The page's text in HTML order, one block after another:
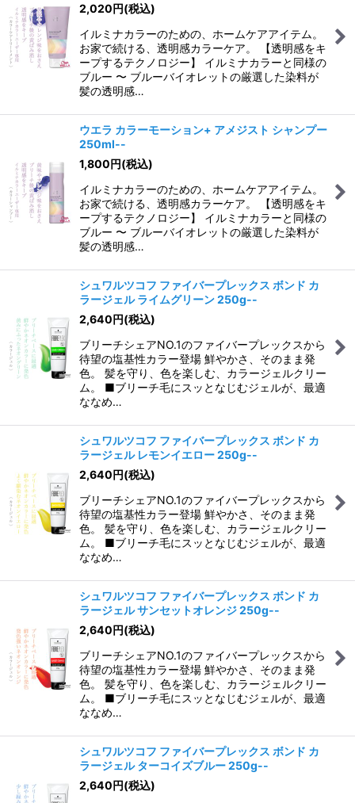
2,020円(税込)
イルミナカラーのための、ホームケアアイテム。
お家で続ける、透明感カラーケア。 【透明感をキ
ープするテクノロジー】 イルミナカラーと同様の
ブルー 〜 ブルーバイオレットの厳選した染料が
髪の透明感…
ウエラ カラーモーション+ アメジスト シャンプー
250ml--
1,800円(税込)
イルミナカラーのための、ホームケアアイテム。
お家で続ける、透明感カラーケア。 【透明感をキ
ープするテクノロジー】 イルミナカラーと同様の
ブルー 〜 ブルーバイオレットの厳選した染料が
髪の透明感…
シュワルツコフ ファイバープレックス ボンド カ
ラージェル ライムグリーン 250g--
2,640円(税込)
ブリーチシェアNO.1のファイバープレックスから
待望の塩基性カラー登場 鮮やかさ、そのまま発
色。 髪を守り、色を楽しむ、カラージェルクリー
ム。 ■ブリーチ毛にスッとなじむジェルが、最適
ななめ…
シュワルツコフ ファイバープレックス ボンド カ
ラージェル レモンイエロー 250g--
2,640円(税込)
ブリーチシェアNO.1のファイバープレックスから
待望の塩基性カラー登場 鮮やかさ、そのまま発
色。 髪を守り、色を楽しむ、カラージェルクリー
ム。 ■ブリーチ毛にスッとなじむジェルが、最適
ななめ…
シュワルツコフ ファイバープレックス ボンド カ
ラージェル サンセットオレンジ 250g--
2,640円(税込)
ブリーチシェアNO.1のファイバープレックスから
待望の塩基性カラー登場 鮮やかさ、そのまま発
色。 髪を守り、色を楽しむ、カラージェルクリー
ム。 ■ブリーチ毛にスッとなじむジェルが、最適
ななめ…
シュワルツコフ ファイバープレックス ボンド カ
ラージェル ターコイズブルー 250g--
2,640円(税込)